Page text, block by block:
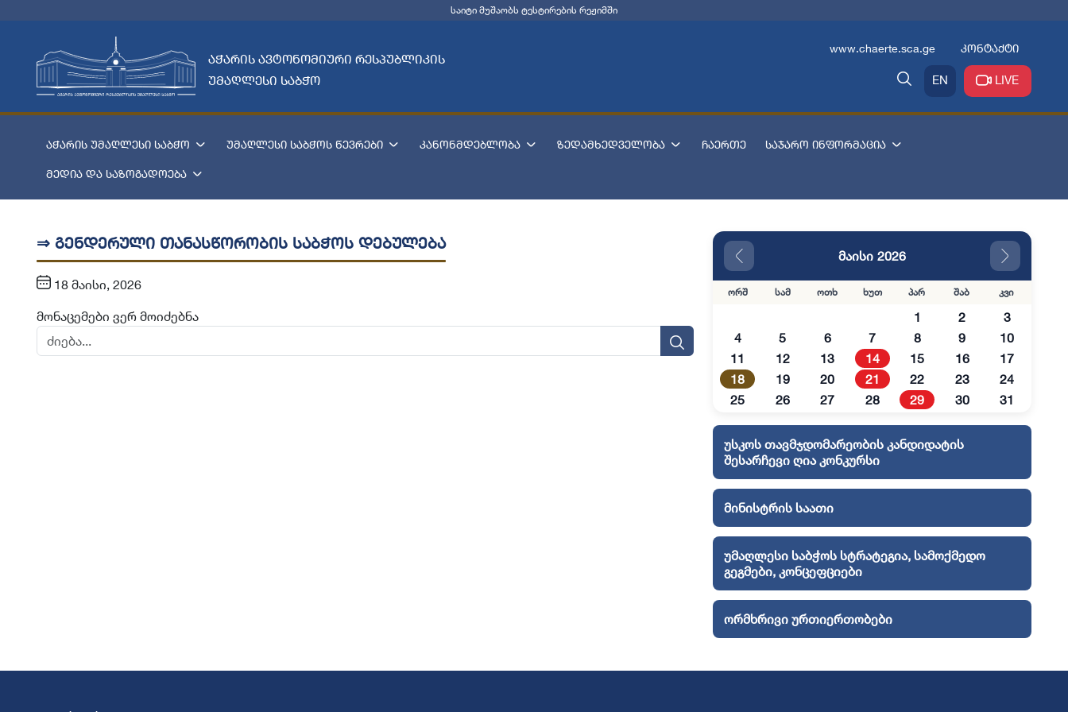
საიტი მუშაობს ტესტირების რეჟიმში
აჭარის ავტონომიური რესპუბლიკის
უმაღლესი საბჭო
www.chaerte.sca.ge კონტაქტი
EN LIVE
აჭარის უმაღლესი საბჭო უმაღლესი საბჭოს წევრები კანონმდებლობა ზედამხედველობა ჩაერთე საჯარო ინფორმაცია
მედია და საზოგადოება
⇒ გენდერული თანასწორობის საბჭოს დებულება
18 მაისი, 2026
მონაცემები ვერ მოიძებნა
მაისი 2026
ორშ სამ ოთხ ხუთ პარ შაბ კვი
1 2
3
4
5 6 7 8 9
10
11
12 13 14 15 16
17
18
19 20 21 22 23
24
25
26 27 28 29 30 31
უსკოს თავმჯდომარეობის კანდიდატის
შესარჩევი ღია კონკურსი
მინისტრის საათი
უმაღლესი საბჭოს სტრატეგია, სამოქმედო
გეგმები, კონცეფციები
ორმხრივი ურთიერთობები